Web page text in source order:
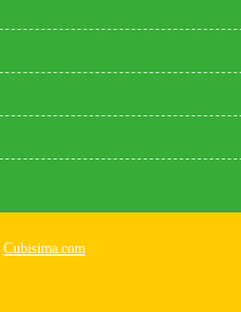
Cubisima.com